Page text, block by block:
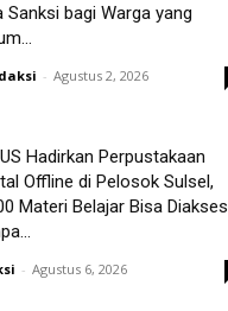
Sanksi bagi Warga yang
- Agustus 2, 2026
Hadirkan Perpustakaan
Offline di Pelosok Sulsel,
Materi Belajar Bisa Diakses
- Agustus 6, 2026